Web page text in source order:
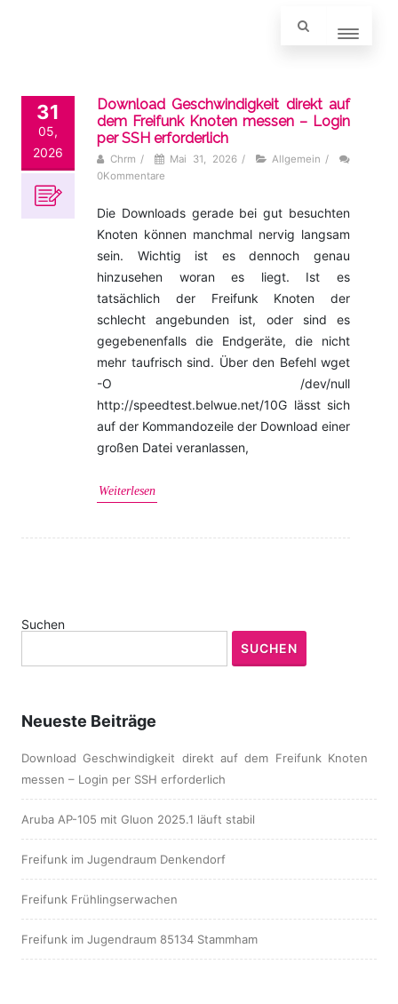
31
05,
2026
Download Geschwindigkeit direkt auf
dem Freifunk Knoten messen – Login
per SSH erforderlich
Chrm / Mai 31, 2026 / Allgemein /
0Kommentare
Die Downloads gerade bei gut besuchten
Knoten können manchmal nervig langsam
sein. Wichtig ist es dennoch genau
hinzusehen woran es liegt. Ist es
tatsächlich der Freifunk Knoten der
schlecht angebunden ist, oder sind es
gegebenenfalls die Endgeräte, die nicht
mehr taufrisch sind. Über den Befehl wget
-O /dev/null
http://speedtest.belwue.net/10G lässt sich
auf der Kommandozeile der Download einer
großen Datei veranlassen,
Weiterlesen
Suchen
SUCHEN
Neueste Beiträge
Download Geschwindigkeit direkt auf dem Freifunk Knoten
messen – Login per SSH erforderlich
Aruba AP-105 mit Gluon 2025.1 läuft stabil
Freifunk im Jugendraum Denkendorf
Freifunk Frühlingserwachen
Freifunk im Jugendraum 85134 Stammham